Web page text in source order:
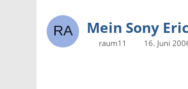
Mein Sony
raum11
16. Juni